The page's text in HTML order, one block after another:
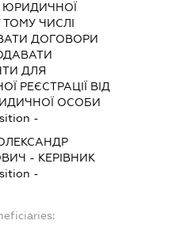
ЮРИДИЧНОЇ
ЧИСЛІ
ДОГОВОРИ
ДЛЯ
РЕЄСТРАЦІЇ ВІД
ОСОБИ
-
- КЕРІВНИК
-